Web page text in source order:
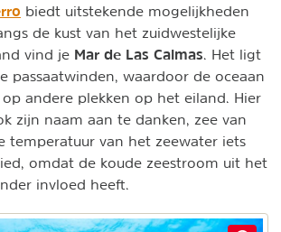
biedt uitstekende mogelijkheden
de kust van het zuidwestelijke
vind je Mar de Las Calmas . Het ligt
passaatwinden, waardoor de oceaan
andere plekken op het eiland. Hier
zijn naam aan te danken, zee van
temperatuur van het zeewater iets
omdat de koude zeestroom uit het
invloed heeft.